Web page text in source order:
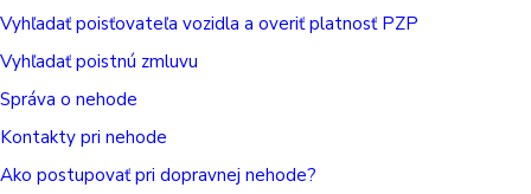
Vyhľadať poisťovateľa vozidla a overiť platnosť PZP
Vyhľadať poistnú zmluvu
Správa o nehode
Kontakty pri nehode
Ako postupovať pri dopravnej nehode?